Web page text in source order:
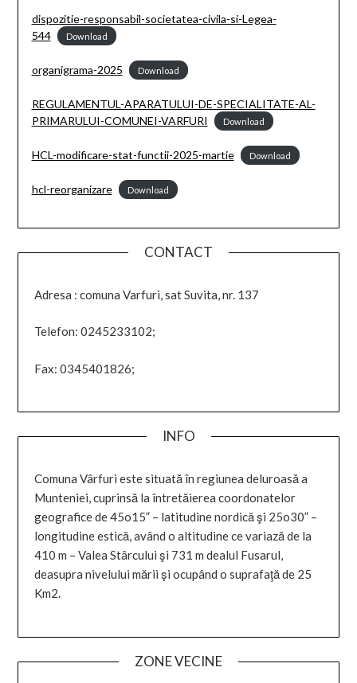
dispozitie-responsabil-societatea-civila-si-Legea-
544
Download
organigrama-2025 Download
REGULAMENTUL-APARATULUI-DE-SPECIALITATE-AL-
PRIMARULUI-COMUNEI-VARFURI
Download
HCL-modificare-stat-functii-2025-martie Download
hcl-reorganizare Download
CONTACT
Adresa : comuna Varfuri, sat Suvita, nr. 137
Telefon: 0245233102;
Fax: 0345401826;
INFO
Comuna Vârfuri este situată în regiunea deluroasă a
Munteniei, cuprinsă la întretăierea coordonatelor
geografice de 45o15” – latitudine nordică şi 25o30” –
longitudine estică, având o altitudine ce variază de la
410 m – Valea Stârcului şi 731 m dealul Fusarul,
deasupra nivelului mării şi ocupând o suprafaţă de 25
Km2.
ZONE VECINE